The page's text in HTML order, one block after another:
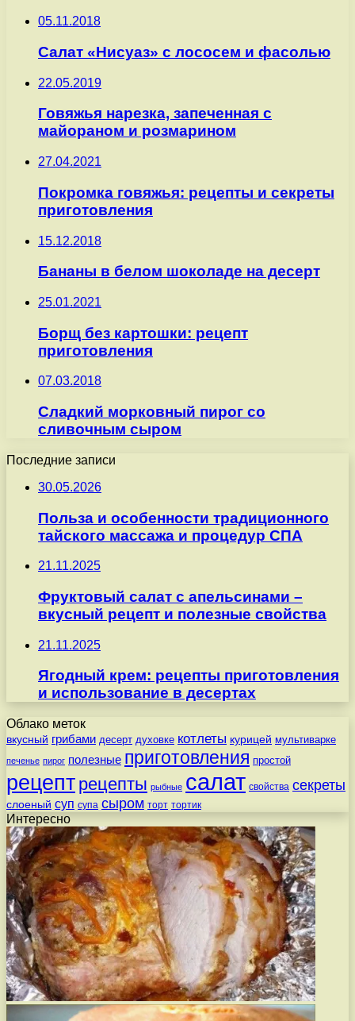
05.11.2018
Салат «Нисуаз» с лососем и фасолью
22.05.2019
Говяжья нарезка, запеченная с
майораном и розмарином
27.04.2021
Покромка говяжья: рецепты и секреты
приготовления
15.12.2018
Бананы в белом шоколаде на десерт
25.01.2021
Борщ без картошки: рецепт
приготовления
07.03.2018
Сладкий морковный пирог со
сливочным сыром
Последние записи
30.05.2026
Польза и особенности традиционного
тайского массажа и процедур СПА
21.11.2025
Фруктовый салат с апельсинами –
вкусный рецепт и полезные свойства
21.11.2025
Ягодный крем: рецепты приготовления
и использование в десертах
Облако меток
вкусный грибами десерт духовке котлеты курицей мультиварке
печенье пирог полезные приготовления простой
рецепт рецепты рыбные салат свойства секреты
слоеный суп супа сыром торт тортик
Интересно